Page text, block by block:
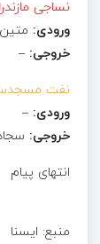
نساجی
ورودی:
خروجی: –
نفت
ورودی: –
خروجی:
انتهای پیام
منبع: ایسنا